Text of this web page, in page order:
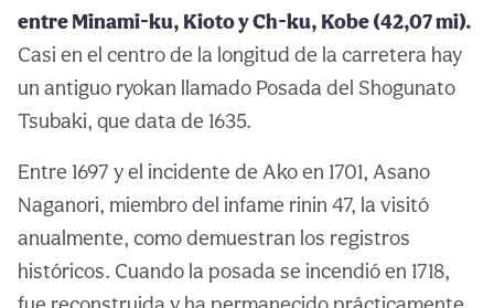
entre Minami-ku, Kioto y Ch-ku, Kobe (42,07 mi).
Casi en el centro de la longitud de la carretera hay
un antiguo ryokan llamado Posada del Shogunato
Tsubaki, que data de 1635.
Entre 1697 y el incidente de Ako en 1701, Asano
Naganori, miembro del infame rinin 47, la visitó
anualmente, como demuestran los registros
históricos. Cuando la posada se incendió en 1718,